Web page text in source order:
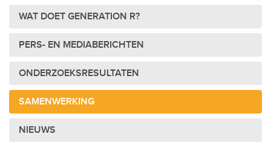
WAT DOET GENERATION R?
PERS- EN MEDIABERICHTEN
ONDERZOEKSRESULTATEN
SAMENWERKING
NIEUWS